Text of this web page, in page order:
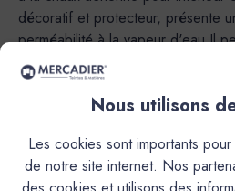
décoratif et protecteur, présente
perméabilité à la vapeur d'eau.Il
stucco marmorino, stuc lissé ou
caractrisé par les moirages et les
à la chaux grasse d'antan.Sa
le mode de mise à la teinte
ou Pré-teinté) rend utilisable ou
Nous utilisons
Les cookies sont importants
de notre site internet. Nos